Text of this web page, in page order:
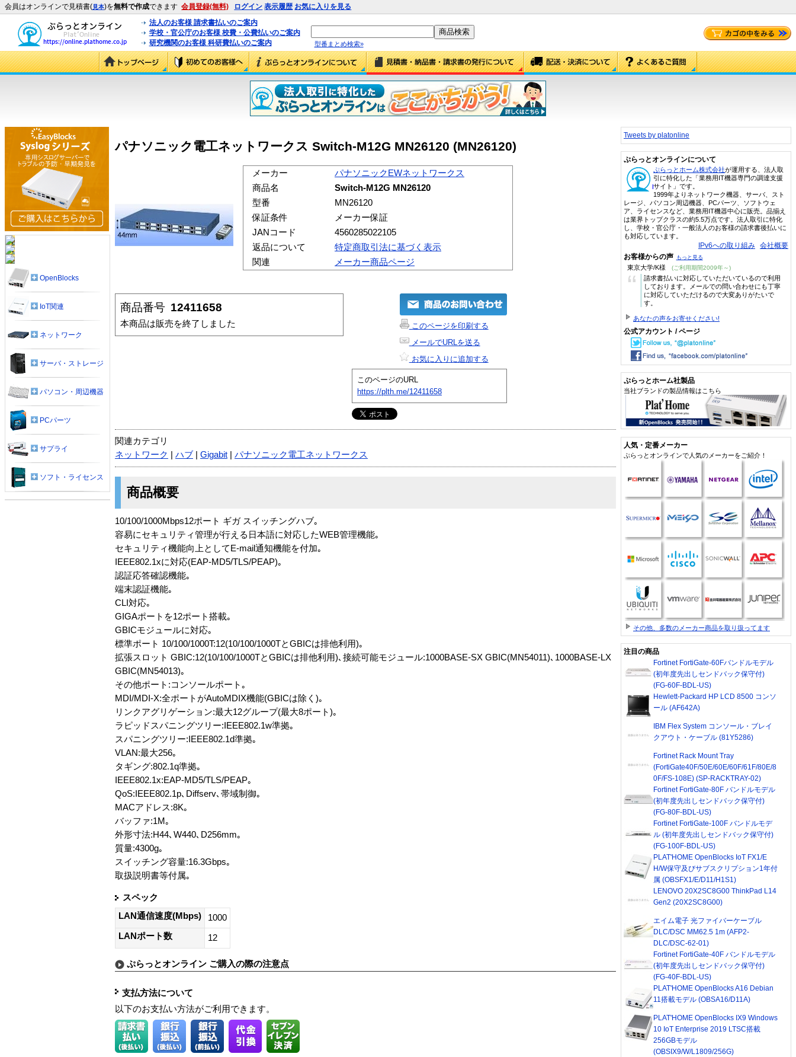
会員はオンラインで見積書(見本)を無料で作成できます 会員登録(無料) ログイン 表示履歴 お気に入りを見る
法人のお客様 請求書払いのご案内
学校・官公庁のお客様 校費・公費払いのご案内
研究機関のお客様 科研費払いのご案内
型番まとめ検索»
パナソニック電工ネットワークス Switch-M12G MN26120 (MN26120)
メーカー
パナソニックEWネットワークス
商品名
Switch-M12G MN26120
型番
MN26120
保証条件
メーカー保証
JANコード
4560285022105
返品について
特定商取引法に基づく表示
関連
メーカー商品ページ
商品番号 12411658
本商品は販売を終了しました
このページを印刷する
メールでURLを送る
お気に入りに追加する
このページのURL
https://plth.me/12411658
関連カテゴリ
ネットワーク
ハブ Gigabit パナソニック電工ネットワークス
商品概要
10/100/1000Mbps12ポート ギガ スイッチングハブ｡
容易にセキュリティ管理が行える日本語に対応したWEB管理機能｡
セキュリティ機能向上としてE-mail通知機能を付加｡
IEEE802.1xに対応(EAP-MD5/TLS/PEAP)｡
認証応答確認機能｡
端末認証機能｡
CLI対応｡
GIGAポートを12ポート搭載｡
GBICモジュールに対応｡
標準ポート 10/100/1000T:12(10/100/1000TとGBICは排他利用)｡
拡張スロット GBIC:12(10/100/1000TとGBICは排他利用)､接続可能モジュール:1000BASE-SX GBIC(MN54011)､1000BASE-LX
GBIC(MN54013)｡
その他ポート:コンソールポート｡
MDI/MDI-X:全ポートがAutoMDIX機能(GBICは除く)｡
リンクアグリゲーション:最大12グループ(最大8ポート)｡
ラピッドスパニングツリー:IEEE802.1w準拠｡
スパニングツリー:IEEE802.1d準拠｡
VLAN:最大256｡
タギング:802.1q準拠｡
IEEE802.1x:EAP-MD5/TLS/PEAP｡
QoS:IEEE802.1p､Diffserv､帯域制御｡
MACアドレス:8K｡
バッファ:1M｡
外形寸法:H44､W440､D256mm｡
質量:4300g｡
スイッチング容量:16.3Gbps｡
取扱説明書等付属｡
スペック
LAN通信速度(Mbps)
1000
LANポート数
12
ぷらっとオンライン ご購入の際の注意点
支払方法について
以下のお支払い方法がご利用できます。
OpenBlocks
IoT関連
ネットワーク
サーバ・ストレージ
パソコン・周辺機器
PCパーツ
サプライ
ソフト・ライセンス
Tweets by platonline
ぷらっとオンラインについて
ぷらっとホーム株式会社が運用する、法人取
引に特化した「業務用IT機器専門の調達支援
サイト」です。
1999年よりネットワーク機器、サーバ、スト
レージ、パソコン周辺機器、PCパーツ、ソフトウェ
ア、ライセンスなど、業務用IT機器中心に販売。品揃え
は業界トップクラスの約5.5万点です。法人取引に特化
し、学校・官公庁・一般法人のお客様の請求書後払いに
も対応しています。
IPv6への取り組み 会社概要
お客様からの声 もっと見る
東京大学/K様 (ご利用期間2009年～)
“
請求書払いに対応していただいているので利用
しております。メールでの問い合わせにも丁寧
に対応していただけるので大変ありがたいで
す。
あなたの声をお寄せください!
公式アカウント / ページ
ぷらっとホーム社製品
当社ブランドの製品情報はこちら
人気・定番メーカー
ぷらっとオンラインで人気のメーカーをご紹介！
その他、多数のメーカー商品を取り扱ってます
注目の商品
Fortinet FortiGate-60Fバンドルモデル
(初年度先出しセンドバック保守付)
(FG-60F-BDL-US)
Hewlett-Packard HP LCD 8500 コンソ
ール (AF642A)
IBM Flex System コンソール・ブレイ
クアウト・ケーブル (81Y5286)
Fortinet Rack Mount Tray
(FortiGate40F/50E/60E/60F/61F/80E/8
0F/FS-108E) (SP-RACKTRAY-02)
Fortinet FortiGate-80F バンドルモデル
(初年度先出しセンドバック保守付)
(FG-80F-BDL-US)
Fortinet FortiGate-100F バンドルモデ
ル (初年度先出しセンドバック保守付)
(FG-100F-BDL-US)
PLAT'HOME OpenBlocks IoT FX1/E
H/W保守及びサブスクリプション1年付
属 (OBSFX1/E/D11/H1S1)
LENOVO 20X2SC8G00 ThinkPad L14
Gen2 (20X2SC8G00)
エイム電子 光ファイバーケーブル
DLC/DSC MM62.5 1m (AFP2-
DLC/DSC-62-01)
Fortinet FortiGate-40F バンドルモデル
(初年度先出しセンドバック保守付)
(FG-40F-BDL-US)
PLAT'HOME OpenBlocks A16 Debian
11搭載モデル (OBSA16/D11A)
PLAT'HOME OpenBlocks IX9 Windows
10 IoT Enterprise 2019 LTSC搭載
256GBモデル
(OBSIX9/W/L1809/256G)